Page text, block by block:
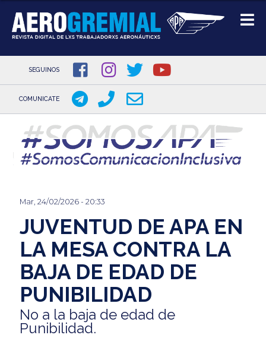
Pasar
contenido
principal
SEGUINOS
COMUNICATE
Mar, 24/02/2026 - 20:33
JUVENTUD DE APA EN
LA MESA CONTRA LA
BAJA DE EDAD DE
PUNIBILIDAD
No a la baja de edad de
Punibilidad.